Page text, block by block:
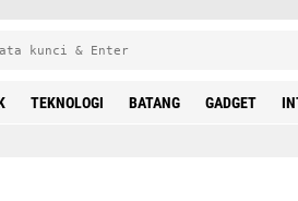
TEKNOLOGI BATANG GADGET